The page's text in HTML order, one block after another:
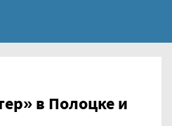
в Полоцке и